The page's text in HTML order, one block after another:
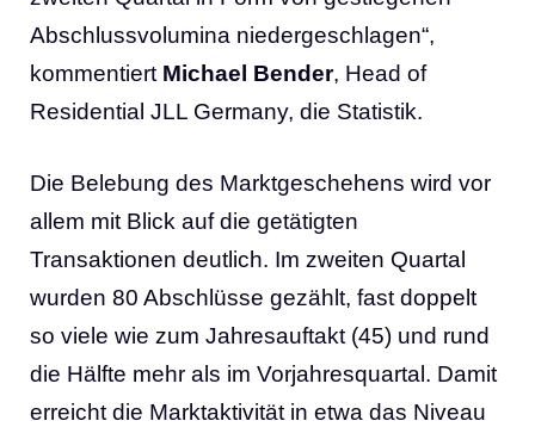
Abschlussvolumina niedergeschlagen“,
kommentiert Michael Bender, Head of
Residential JLL Germany, die Statistik.
Die Belebung des Marktgeschehens wird vor
allem mit Blick auf die getätigten
Transaktionen deutlich. Im zweiten Quartal
wurden 80 Abschlüsse gezählt, fast doppelt
so viele wie zum Jahresauftakt (45) und rund
die Hälfte mehr als im Vorjahresquartal. Damit
erreicht die Marktaktivität in etwa das Niveau